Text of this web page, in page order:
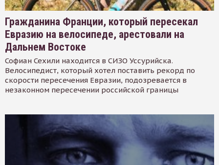
Гражданина Франции, который пересекал
Евразию на велосипеде, арестовали на
Дальнем Востоке
Софиан Сехили находится в СИЗО Уссурийска.
Велосипедист, который хотел поставить рекорд по
скорости пересечения Евразии, подозревается в
незаконном пересечении российской границы